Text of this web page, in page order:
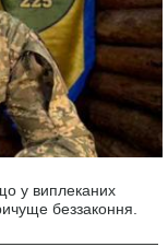
у виплеканих
беззаконня.